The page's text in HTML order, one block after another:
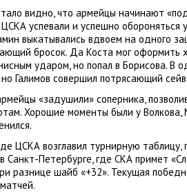
видно, что армейцы начинают «
ЦСКА успевали и успешно обороняться
выкатывались вдвоем на одного
бросок. Да Коста мог оформить
ударом, но попал в Борисова. В
но Галимов совершил потрясающий сейв
«задушили» соперника,
Хорошие моменты были у Волкова,
ЦСКА возглавил турнирную таблицу,
Санкт-Петербурге, где СКА примет «
разнице шайб «+32». Текущая